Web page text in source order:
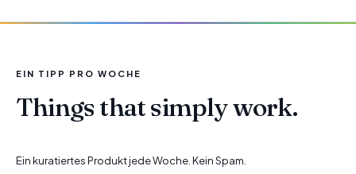
EIN TIPP PRO WOCHE
Things that simply work.
Ein kuratiertes Produkt jede Woche. Kein Spam.